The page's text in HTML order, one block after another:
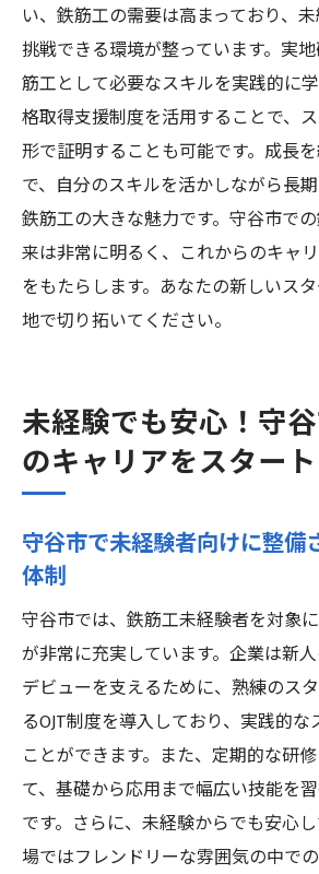
い、鉄筋工の需要は高まっており、
挑戦できる環境が整っています。実
筋工として必要なスキルを実践的に
格取得支援制度を活用することで、
形で証明することも可能です。成長
で、自分のスキルを活かしながら長
鉄筋工の大きな魅力です。守谷市で
来は非常に明るく、これからのキャ
をもたらします。あなたの新しいス
地で切り拓いてください。
未経験でも安心！守
のキャリアをスタート
守谷市で未経験者向けに整備
体制
守谷市では、鉄筋工未経験者を対象
が非常に充実しています。企業は新
デビューを支えるために、熟練のス
るOJT制度を導入しており、実践的
ことができます。また、定期的な研
て、基礎から応用まで幅広い技能を
です。さらに、未経験からでも安心
場ではフレンドリーな雰囲気の中で